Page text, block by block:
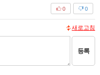
0
0
새로고침
등록